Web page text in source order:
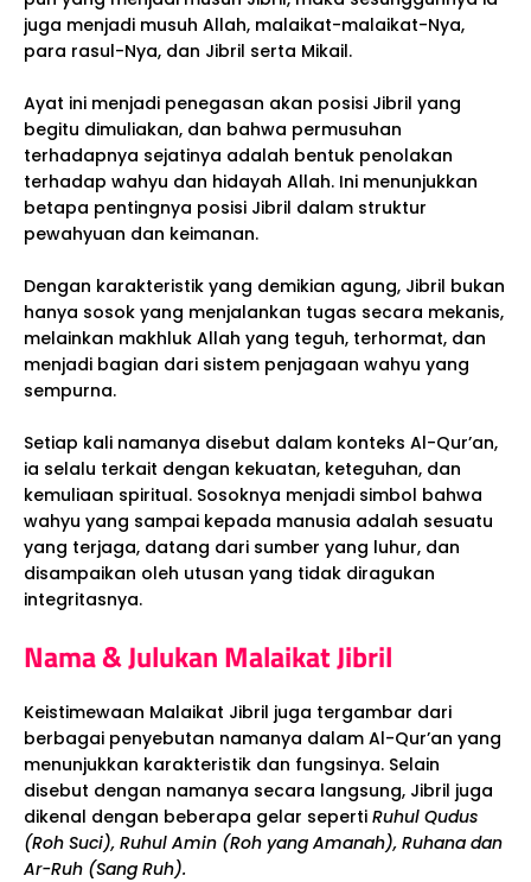
juga menjadi musuh Allah, malaikat-malaikat-Nya,
para rasul-Nya, dan Jibril serta Mikail.
Ayat ini menjadi penegasan akan posisi Jibril yang
begitu dimuliakan, dan bahwa permusuhan
terhadapnya sejatinya adalah bentuk penolakan
terhadap wahyu dan hidayah Allah. Ini menunjukkan
betapa pentingnya posisi Jibril dalam struktur
pewahyuan dan keimanan.
Dengan karakteristik yang demikian agung, Jibril bukan
hanya sosok yang menjalankan tugas secara mekanis,
melainkan makhluk Allah yang teguh, terhormat, dan
menjadi bagian dari sistem penjagaan wahyu yang
sempurna.
Setiap kali namanya disebut dalam konteks Al-Qur’an,
ia selalu terkait dengan kekuatan, keteguhan, dan
kemuliaan spiritual. Sosoknya menjadi simbol bahwa
wahyu yang sampai kepada manusia adalah sesuatu
yang terjaga, datang dari sumber yang luhur, dan
disampaikan oleh utusan yang tidak diragukan
integritasnya.
Nama & Julukan Malaikat Jibril
Keistimewaan Malaikat Jibril juga tergambar dari
berbagai penyebutan namanya dalam Al-Qur’an yang
menunjukkan karakteristik dan fungsinya. Selain
disebut dengan namanya secara langsung, Jibril juga
dikenal dengan beberapa gelar seperti Ruhul Qudus
(Roh Suci), Ruhul Amin (Roh yang Amanah), Ruhana dan
Ar-Ruh (Sang Ruh).